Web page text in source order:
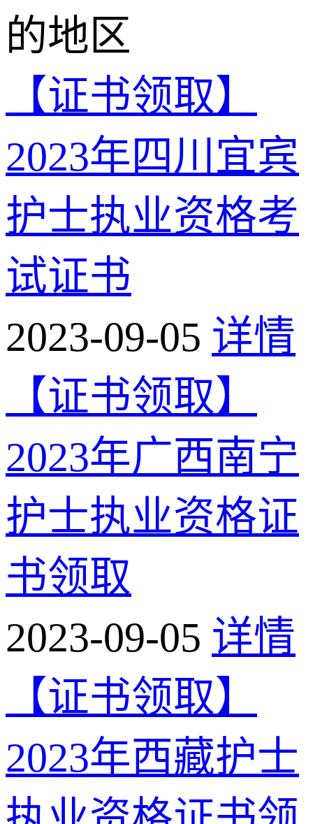
的地区
【证书领取】
2023年四川宜宾
护士执业资格考
试证书
2023-09-05 详情
【证书领取】
2023年广西南宁
护士执业资格证
书领取
2023-09-05 详情
【证书领取】
2023年西藏护士